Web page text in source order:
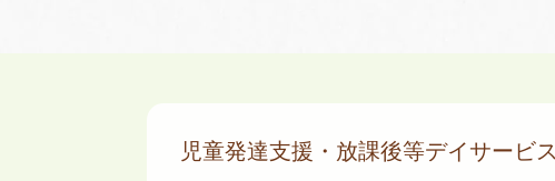
児童発達支援・放課後等デイサービ